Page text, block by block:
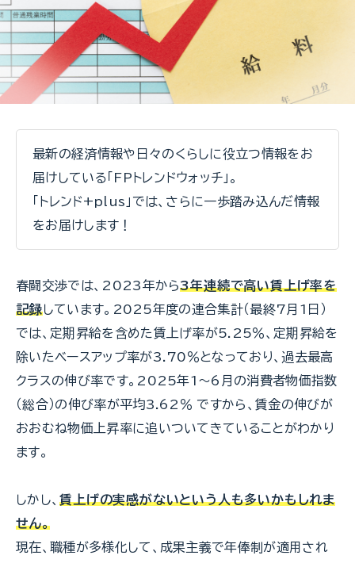
最新の経済情報や日々のくらしに役立つ情報をお
届けしている「FPトレンドウォッチ」。
「トレンド+plus」では、さらに一歩踏み込んだ情報
をお届けします！
春闘交渉では、2023年から3年連続で高い賃上げ率を
記録しています。2025年度の連合集計（最終7月1日）
では、定期昇給を含めた賃上げ率が5.25％、定期昇給を
除いたベースアップ率が3.70％となっており、過去最高
クラスの伸び率です。2025年1～6月の消費者物価指数
（総合）の伸び率が平均3.62％ ですから、賃金の伸びが
おおむね物価上昇率に追いついてきていることがわかり
ます。
しかし、賃上げの実感がないという人も多いかもしれま
せん。
現在、職種が多様化して、成果主義で年俸制が適用され